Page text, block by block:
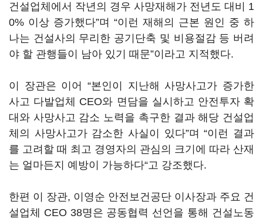
건설업체에서 작년의 경우 사망재해가 전년도 대비 1
0% 이상 증가했다”며 “이런 재해의 근본 원인 중 하
나는 건설사의 무리한 공기단축 및 비용절감 등 버려
야 할 관행들이 남아 있기 때문”이라고 지적했다.
이 장관은 이어 “본인이 지난해 사망사고가 증가한
사고 다발업체 CEO와 면담을 실시하고 안전투자 확
대와 사망사고 감소 노력을 촉구한 결과 해당 건설업
체의 사망사고가 감소한 사실이 있다”며 “이런 결과
를 고려할 때 최고 경영자의 관심의 크기에 따라 산재
는 얼마든지 예방이 가능하다“고 강조했다.
한편 이 장관, 이영순 안전보건공단 이사장과 주요 건
설업체 CEO 38명은 공동협력 선언을 통해 건설노동